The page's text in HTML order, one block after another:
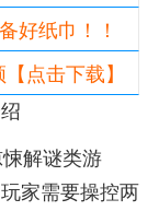
好纸巾！！
点击下载】
解谜类游
家需要操控两